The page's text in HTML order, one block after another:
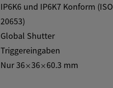
IP6K6 und IP6K7 Konform (ISO
20653)
Global Shutter
Triggereingaben
Nur 36×36×60.3 mm